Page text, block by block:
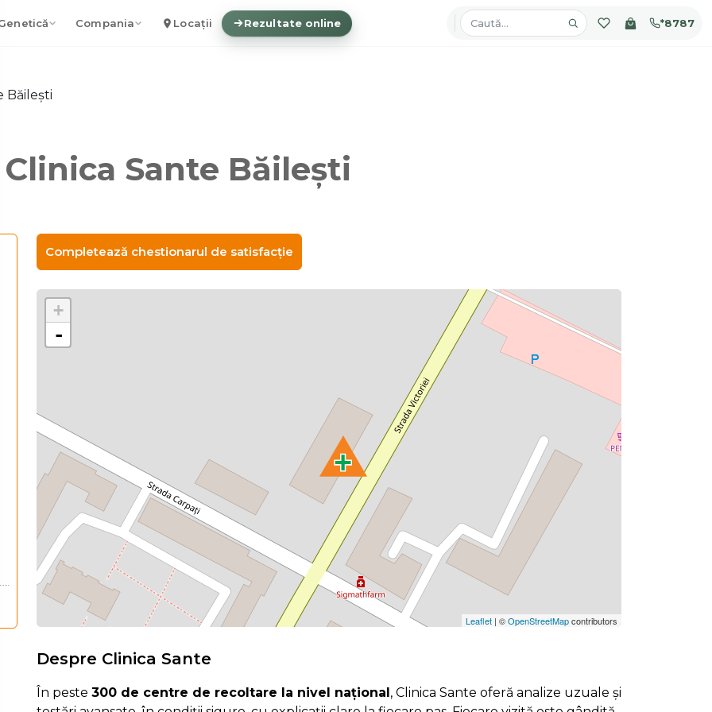
Compania Locații Rezultate online *8787
Băilești
Clinica Sante Băilești
Completează chestionarul de satisfacție
+
-
Leaflet | ©OpenStreetMapcontributors
Despre Clinica Sante
În peste 300 de centre de recoltare la nivel național, Clinica Sante oferă analize uzuale și